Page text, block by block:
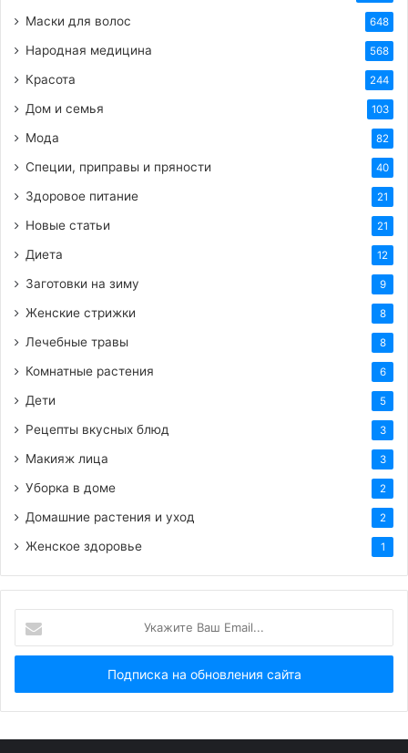
Доброе утро!
Хорошего дня 15 сентября!
Отлично проведи время.
Нежных снов, спокойной ночи!
сентября!
Счастья и много смеха.
Наслаждения и доброго вечера!
Маски для волос 648
Народная медицина 568
Красота 244
Дом и семья 103
Мода 82
Специи, приправы и пряности 40
Здоровое питание 21
Новые статьи 21
Диета 12
Заготовки на зиму 9
Женские стрижки 8
Лечебные травы 8
Комнатные растения 6
Дети 5
Рецепты вкусных блюд 3
Макияж лица 3
Уборка в доме 2
Домашние растения и уход 2
Женское здоровье 1
Ваш
Email...